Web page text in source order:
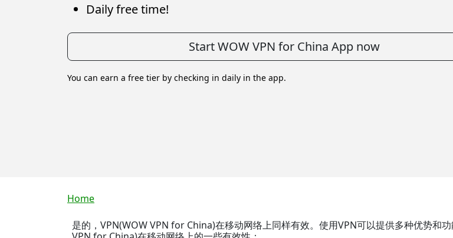
Daily free time!
Start WOW VPN for China App now
You can earn a free tier by checking in daily in the app.
Breadcrumb
Home
是的，VPN(WOW VPN for China)在移动网络上同样有效。使用VPN可以提供多种优势和